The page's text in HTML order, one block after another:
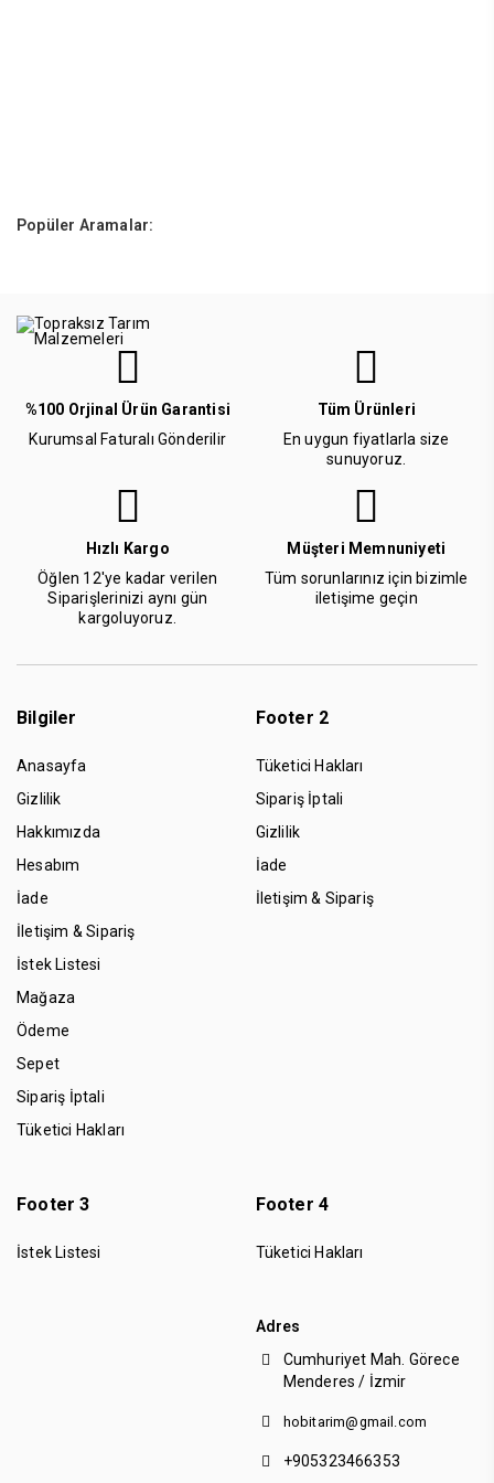
Popüler Aramalar:
%100 Orjinal Ürün Garantisi
Kurumsal Faturalı Gönderilir
Tüm Ürünleri
En uygun fiyatlarla size
sunuyoruz.
Hızlı Kargo
Öğlen 12'ye kadar verilen
Siparişlerinizi aynı gün
kargoluyoruz.
Müşteri Memnuniyeti
Tüm sorunlarınız için bizimle
iletişime geçin
Bilgiler
Anasayfa
Gizlilik
Hakkımızda
Hesabım
İade
İletişim & Sipariş
İstek Listesi
Mağaza
Ödeme
Sepet
Sipariş İptali
Tüketici Hakları
Footer 2
Tüketici Hakları
Sipariş İptali
Gizlilik
İade
İletişim & Sipariş
Footer 3
İstek Listesi
Footer 4
Tüketici Hakları
Adres
Cumhuriyet Mah. Görece
Menderes / İzmir
hobitarim@gmail.com
+905323466353